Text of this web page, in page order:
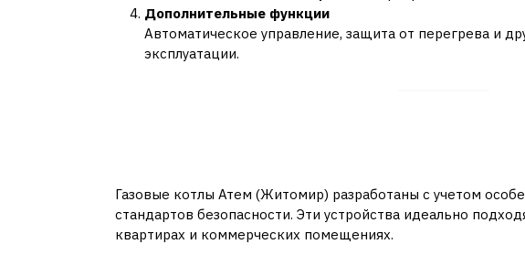
Дополнительные функции
Автоматическое управление, защита от перегрева и
эксплуатации.
Газовые котлы Атем (Житомир) разработаны с учетом
стандартов безопасности. Эти устройства идеально
квартирах и коммерческих помещениях.